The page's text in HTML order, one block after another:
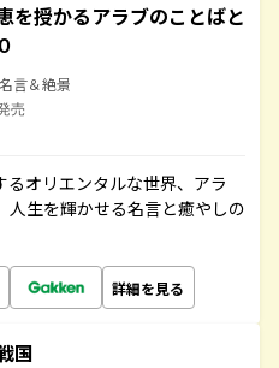
を授かるアラブのことばと
言＆絶景
売
オリエンタルな世界、アラ
人生を輝かせる名言と癒やしの
詳細を見る
国